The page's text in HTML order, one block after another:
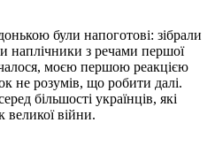
були напоготові: зібрали
наплічники з речами першої
моєю першою реакцією
не розумів, що робити далі.
більшості українців, які
великої війни.